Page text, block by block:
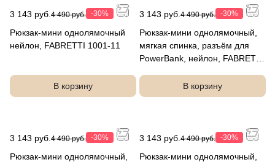
3 143 руб. 4 490 руб. -30%
Рюкзак-мини однолямочный
нейлон, FABRETTI 1001-11
В корзину
3 143 руб. 4 490 руб. -30%
Рюкзак-мини однолямочный,
мягкая спинка, разъём для
PowerBank, нейлон, FABRETTI
В корзину
3 143 руб. 4 490 руб. -30%
Рюкзак-мини однолямочный,
3 143 руб. 4 490 руб. -30%
Рюкзак-мини однолямочный,